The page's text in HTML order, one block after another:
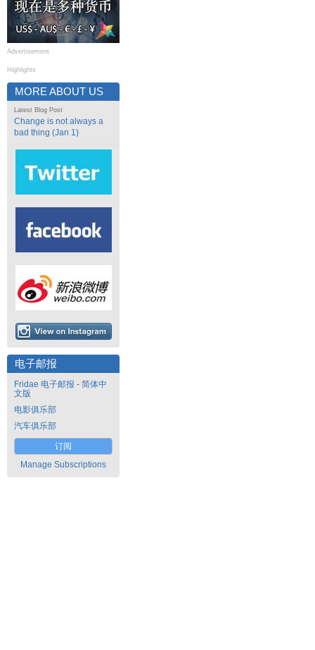
Advertisement
Highlights
MORE ABOUT US
Latest Blog Post
Change is not always a
bad thing (Jan 1)
电子邮报
Fridae 电子邮报 - 简体中
文版
电影俱乐部
汽车俱乐部
订阅
Manage Subscriptions